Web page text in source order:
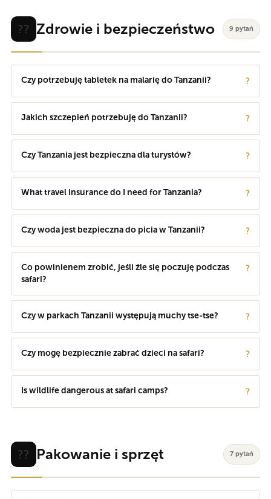
?? Zdrowie i bezpieczeństwo 9 pytań
Czy potrzebuję tabletek na malarię do Tanzanii? ?
Jakich szczepień potrzebuję do Tanzanii? ?
Czy Tanzania jest bezpieczna dla turystów? ?
What travel insurance do I need for Tanzania? ?
Czy woda jest bezpieczna do picia w Tanzanii? ?
Co powinienem zrobić, jeśli źle się poczuję podczas
safari?
?
Czy w parkach Tanzanii występują muchy tse-tse? ?
Czy mogę bezpiecznie zabrać dzieci na safari? ?
Is wildlife dangerous at safari camps? ?
?? Pakowanie i sprzęt 7 pytań